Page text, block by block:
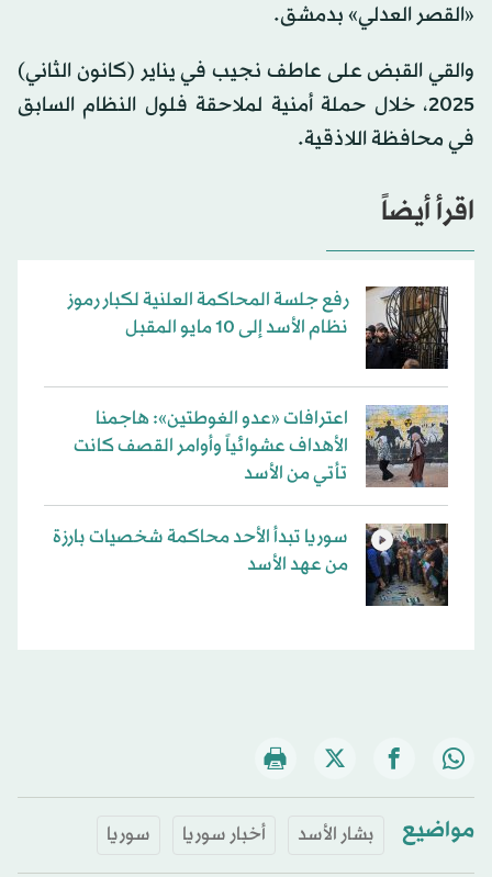
«القصر العدلي» بدمشق.
والقي القبض على عاطف نجيب في يناير (كانون الثاني)
2025، خلال حملة أمنية لملاحقة فلول النظام السابق
في محافظة اللاذقية.
اقرأ أيضاً
رفع جلسة المحاكمة العلنية لكبار رموز
نظام الأسد إلى 10 مايو المقبل
اعترافات «عدو الغوطتين»: هاجمنا
الأهداف عشوائياً وأوامر القصف كانت
تأتي من الأسد
سوريا تبدأ الأحد محاكمة شخصيات بارزة
من عهد الأسد
مواضيع بشار الأسد أخبار سوريا سوريا